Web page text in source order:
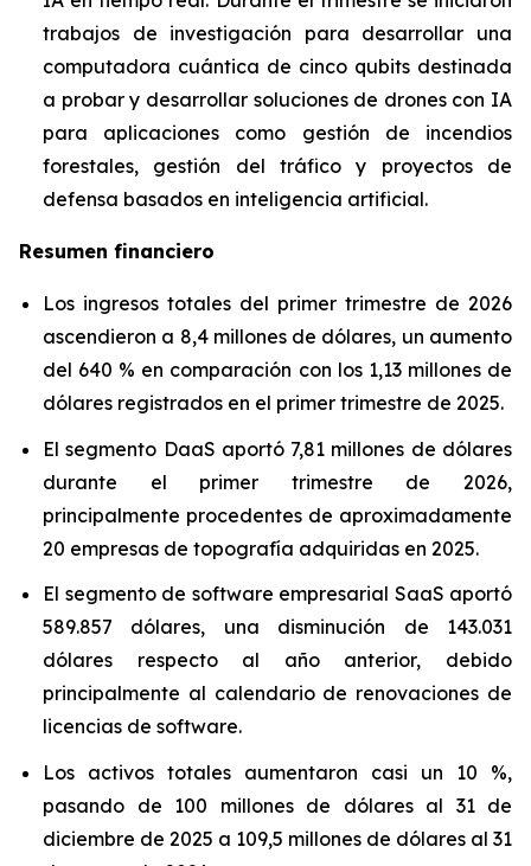
trabajos de investigación para desarrollar una
computadora cuántica de cinco qubits destinada
a probar y desarrollar soluciones de drones con IA
para aplicaciones como gestión de incendios
forestales, gestión del tráfico y proyectos de
defensa basados en inteligencia artificial.
Resumen financiero
Los ingresos totales del primer trimestre de 2026
ascendieron a 8,4 millones de dólares, un aumento
del 640 % en comparación con los 1,13 millones de
dólares registrados en el primer trimestre de 2025.
El segmento DaaS aportó 7,81 millones de dólares
durante el primer trimestre de 2026,
principalmente procedentes de aproximadamente
20 empresas de topografía adquiridas en 2025.
El segmento de software empresarial SaaS aportó
589.857 dólares, una disminución de 143.031
dólares respecto al año anterior, debido
principalmente al calendario de renovaciones de
licencias de software.
Los activos totales aumentaron casi un 10 %,
pasando de 100 millones de dólares al 31 de
diciembre de 2025 a 109,5 millones de dólares al 31